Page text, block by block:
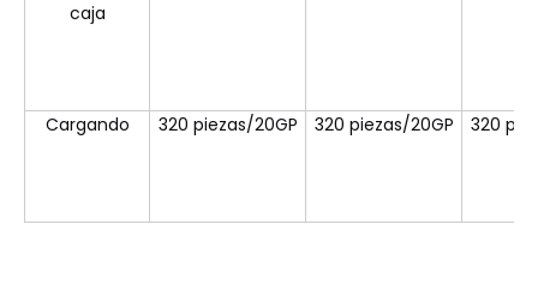
caja
Cargando 320 piezas/20GP 320 piezas/20GP 320